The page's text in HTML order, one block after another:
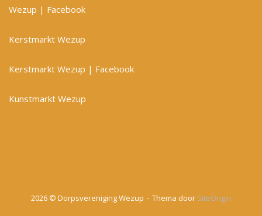
Wezup | Facebook
Kerstmarkt Wezup
Kerstmarkt Wezup | Facebook
Kunstmarkt Wezup
2026 © Dorpsvereniging Wezup Thema door SiteOrigin